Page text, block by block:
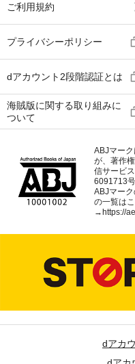
ご利用規約
プライバシーポリシー
dアカウント2段階認証とは
海賊版に関する取り組みに
ついて
ABJマー
が、著作
信サービ
6091713号
ABJマー
の一覧は
→https://
dアカ